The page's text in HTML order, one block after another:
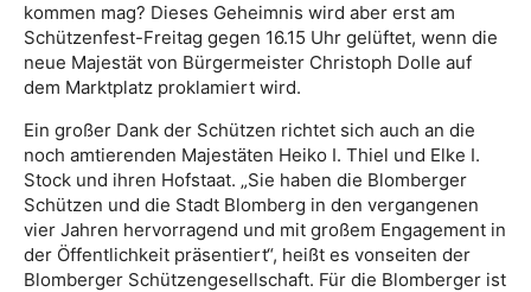
kommen mag? Dieses Geheimnis wird aber erst am
Schützenfest-Freitag gegen 16.15 Uhr gelüftet, wenn die
neue Majestät von Bürgermeister Christoph Dolle auf
dem Marktplatz proklamiert wird.
Ein großer Dank der Schützen richtet sich auch an die
noch amtierenden Majestäten Heiko I. Thiel und Elke I.
Stock und ihren Hofstaat. „Sie haben die Blomberger
Schützen und die Stadt Blomberg in den vergangenen
vier Jahren hervorragend und mit großem Engagement in
der Öffentlichkeit präsentiert“, heißt es vonseiten der
Blomberger Schützengesellschaft. Für die Blomberger ist